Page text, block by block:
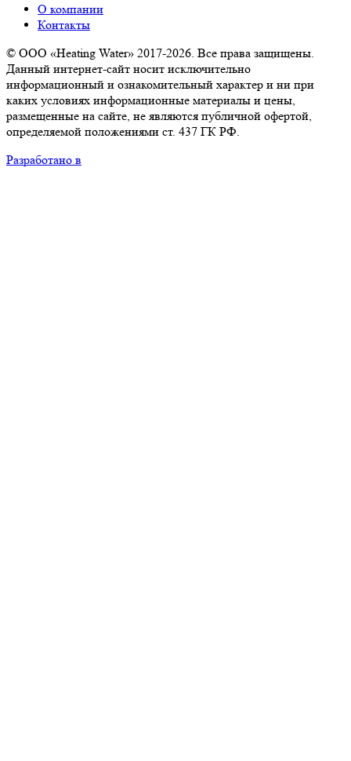
О компании
Контакты
© ООО «Heating Water» 2017-2026. Все права защищены.
Данный интернет-сайт носит исключительно
информационный и ознакомительный характер и ни при
каких условиях информационные материалы и цены,
размещенные на сайте, не являются публичной офертой,
определяемой положениями ст. 437 ГК РФ.
Разработано в